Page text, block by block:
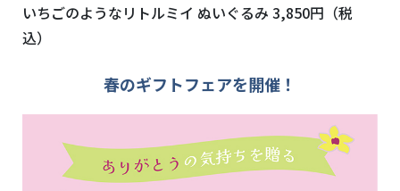
いちごのようなリトルミイ ぬいぐるみ 3,850円（税
込）
春のギフトフェアを開催！